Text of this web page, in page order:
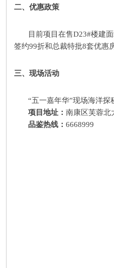
二、优惠政策
目前项目在售D23#楼建
签约99折和总裁特批8套优惠
三、现场活动
“五一嘉年华”现场海洋探
项目地址： 南康区芙蓉北
品鉴热线： 6668999